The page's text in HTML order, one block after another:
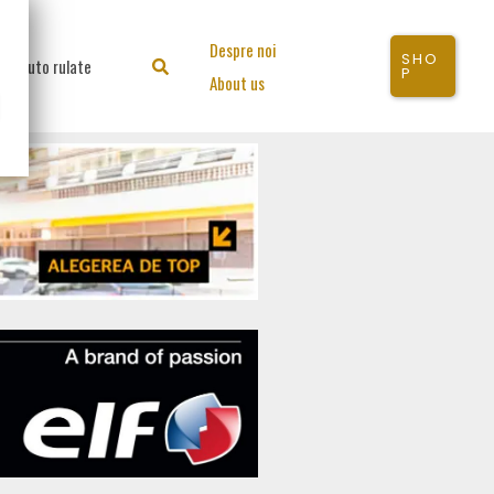
Auto rulate Search
Despre noi
About us
SHO
P